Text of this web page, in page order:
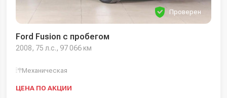
Проверен
Ford Fusion с пробегом
2008, 75 л.с., 97 066 км
Механическая
ЦЕНА ПО АКЦИИ